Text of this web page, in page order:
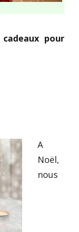
pour
A
Noël,
nous